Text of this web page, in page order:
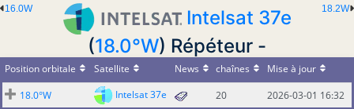
18.2W
16.0W
Intelsat 37e
(18.0°W) Répéteur -
Position orbitale Satellite News chaînes
Mise à jour
18.0°W
Intelsat 37e 20 2026-03-01 16:32